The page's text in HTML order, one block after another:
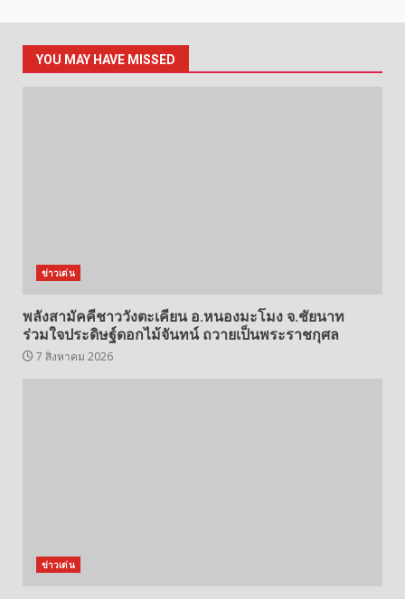
YOU MAY HAVE MISSED
ข่าวเด่น
พลังสามัคคีชาววังตะเคียน อ.หนองมะโมง จ.ชัยนาท
ร่วมใจประดิษฐ์ดอกไม้จันทน์ ถวายเป็นพระราชกุศล
7 สิงหาคม 2026
ข่าวเด่น